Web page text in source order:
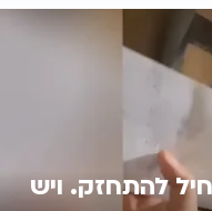
להתחזק. ויש